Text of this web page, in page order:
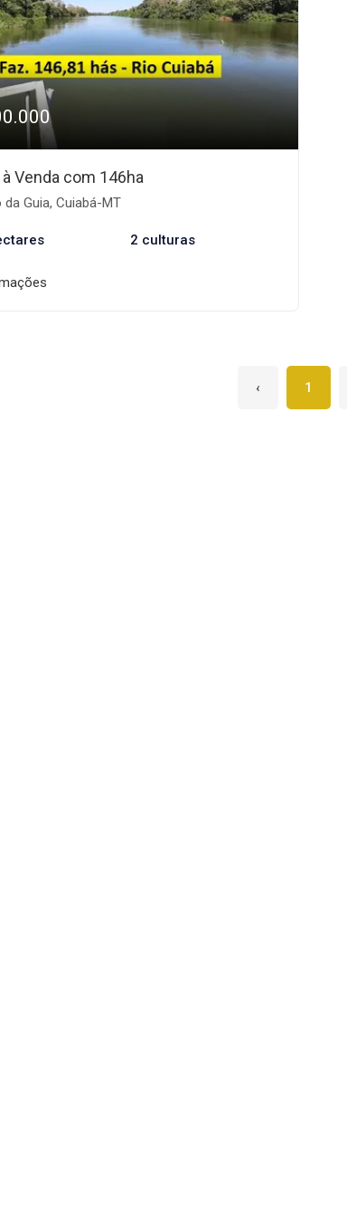
Venda com 146ha
da Guia, Cuiabá-MT
2 culturas
‹ 1